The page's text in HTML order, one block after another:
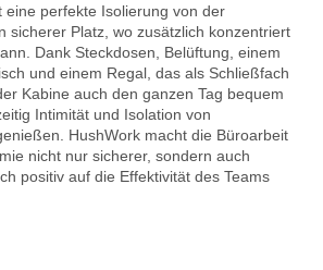
eine perfekte Isolierung von der
sicherer Platz, wo zusätzlich konzentriert
Dank Steckdosen, Belüftung, einem
und einem Regal, das als Schließfach
Kabine auch den ganzen Tag bequem
Intimität und Isolation von
HushWork macht die Büroarbeit
nicht nur sicherer, sondern auch
positiv auf die Effektivität des Teams